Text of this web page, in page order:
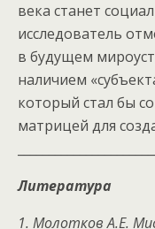
века станет
исследователь
в будущем
наличием
который стал бы
матрицей для
Литература
1. Молотков А.Е.